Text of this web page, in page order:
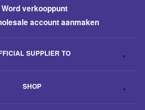
​Word verkooppunt
account aanmaken
SUPPLIER TO
SHOP